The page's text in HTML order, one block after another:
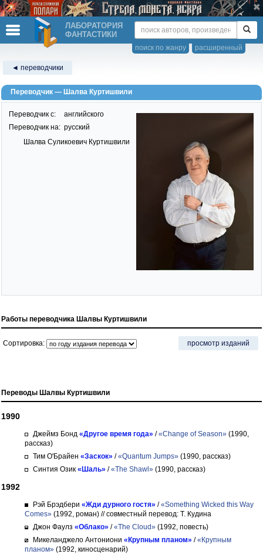
ЛАБОРАТОРИЯ
ФАНТАСТИКИ
расширенный
поиск по жанру
◄ переводчики
Переводчик — Шалва Куртишвили
Переводчик c:
английского
Переводчик на: русский
Шалва Суликоевич Куртишвили
Работы переводчика Шалвы Куртишвили
Сортировка: просмотр изданий
Переводы Шалвы Куртишвили
1990
Джеймз Бонд «Другое время года» /«Change of Season» (1990,
рассказ)
Тим О'Брайен «Заскок» /«Quantum Jumps» (1990, рассказ)
Синтия Озик «Шаль» /«The Shawl» (1990, рассказ)
1992
Рэй Брэдбери «Жди дурного гостя» /«Something Wicked this Way
Comes» (1992, роман) // совместный перевод: Т. Кудина
Джон Фаулз «Облако» /«The Cloud» (1992, повесть)
Микеланджело Антониони «Крупным планом» /«Крупным
планом» (1992, киносценарий)